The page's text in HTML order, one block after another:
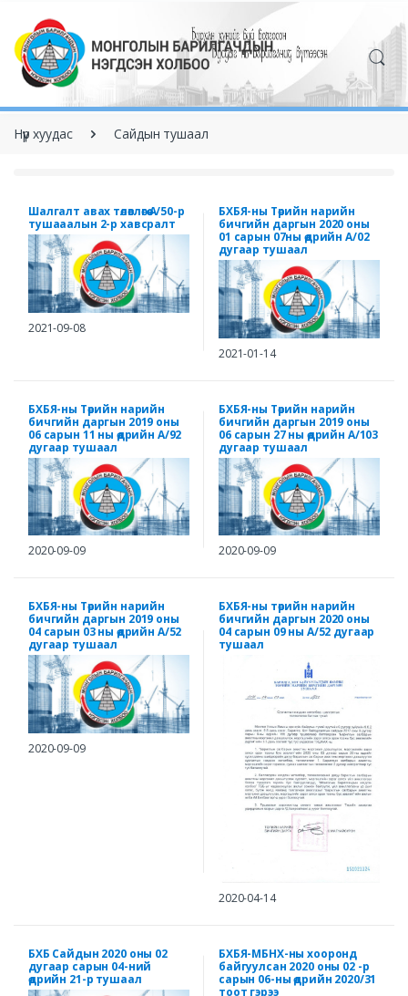
Нүүр хуудас Сайдын тушаал
Шалгалт авах төлөвлөгөө А/50-р
тушааалын 2-р хавсралт
2021-09-08
БХБЯ-ны Төрийн нарийн
бичгийн даргын 2020 оны
01 сарын 07ны өдрийн А/02
дугаар тушаал
2021-01-14
БХБЯ-ны Төрийн нарийн
бичгийн даргын 2019 оны
06 сарын 11 ны өдрийн А/92
дугаар тушаал
2020-09-09
БХБЯ-ны Төрийн нарийн
бичгийн даргын 2019 оны
06 сарын 27 ны өдрийн А/103
дугаар тушаал
2020-09-09
БХБЯ-ны Төрийн нарийн
бичгийн даргын 2019 оны
04 сарын 03 ны өдрийн А/52
дугаар тушаал
2020-09-09
БХБЯ-ны төрийн нарийн
бичгийн даргын 2020 оны
04 сарын 09 ны А/52 дугаар
тушаал
2020-04-14
БХБ Сайдын 2020 оны 02
дугаар сарын 04-ний
өдрийн 21-р тушаал
БХБЯ-МБНХ-ны хооронд
байгуулсан 2020 оны 02 -р
сарын 06-ны өдрийн 2020/31
тоот гэрээ